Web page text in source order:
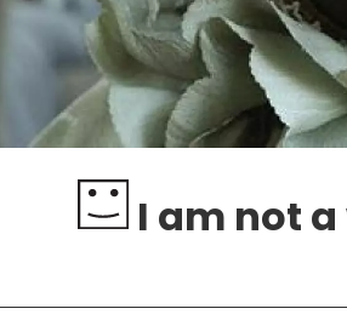
I am not